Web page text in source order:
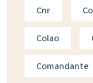
Cnr
Colao
Comandante